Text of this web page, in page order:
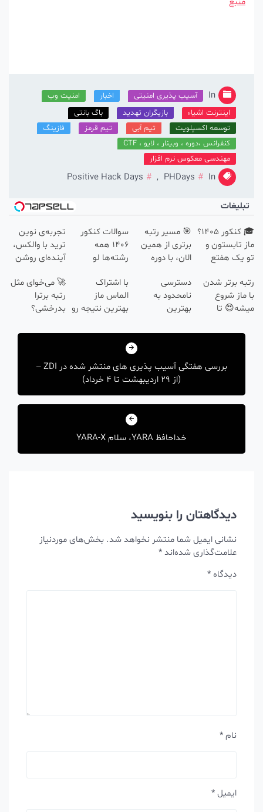
In آسیب پذیری امنیتی
امنیت وب
اینترنت اشیاء
بازیگران تهدید
باگ بانتی
توسعه اکسپلویت
تیم آبی تیم قرمز
فازینگ
کنفرانس ،دوره ، وبینار ، لایو ، CTF
مهندسی معکوس نرم افزار
In
PHDays
,
Positive Hack Days
🎓 کنکور ۱۴۰5؟
تابستون و
یک هفتع
🎯 مسیر رتبه
برتری از همین
الان، با دوره
میشه!
سوالات کنکور
1406 همه
رشته‌ها لو
تجربه‌ی نوین
ترید با والکس،
آینده‌ای روشن
شماست
برتر شدن
شروع
تا
دسترسی
نامحدود به
بهترین
کنکور
با اشتراک
الماس ماز
بهترین نتیجه رو
🚀 می‌خوای مثل
رتبه برترا
بدرخشی؟
تابستون رایگان
بررسی هفتگی آسیب پذیری های منتشر شده در ZDI –
خداحافظ YARA، سلام YARA-X
دیدگاهتان را بنویسید
نشانی ایمیل شما منتشر نخواهد شد.بخش‌های موردنیاز
علامت‌گذاری شده‌اند*
دیدگاه*
ایمیل*